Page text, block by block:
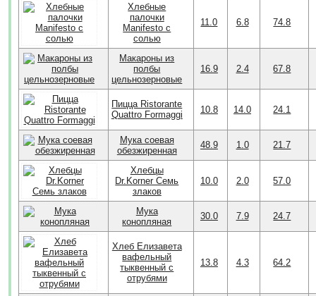
Хлебные
палочки
Manifesto с
солью
11.0 6.8 74.8
Макароны из
полбы
цельнозерновые
16.9 2.4 67.8
Пицца Ristorante
Quattro Formaggi
10.8 14.0 24.1
Мука соевая
обезжиренная
48.9 1.0 21.7
Хлебцы
Dr.Korner Семь
злаков
10.0 2.0 57.0
Мука
конопляная
30.0 7.9 24.7
Хлеб Елизавета
вафельный
тыквенный с
отрубями
13.8 4.3 64.2